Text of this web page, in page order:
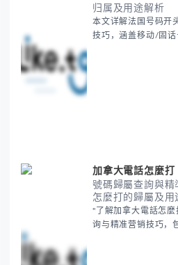
归属及用途解析
本文详解法国号码开
技巧，涵盖移动/固话
加拿大電話怎麼打
號碼歸屬查詢與
怎麼打的歸屬及用
"了解加拿大電話怎
询与精准营销技巧，